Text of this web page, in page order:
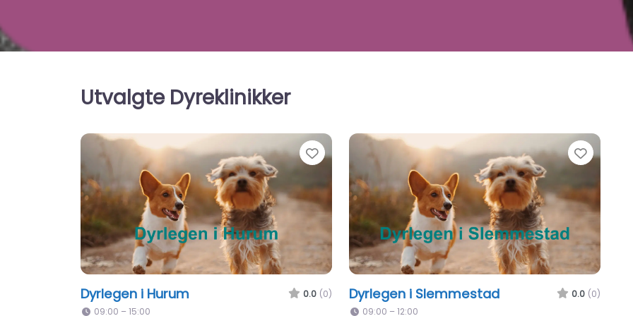
Utvalgte Dyreklinikker
Favorite
Dyrlegen i Hurum 0.0 (0)
09:00 – 15:00
Dyrlegen i Slemmestad 0.0 (0)
09:00 – 12:00